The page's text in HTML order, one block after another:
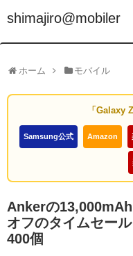
shimajiro@mobiler
ホーム モバイル
「Galaxy
Samsung公式 Amazon
Ankerの
オフのタイムセー
400個